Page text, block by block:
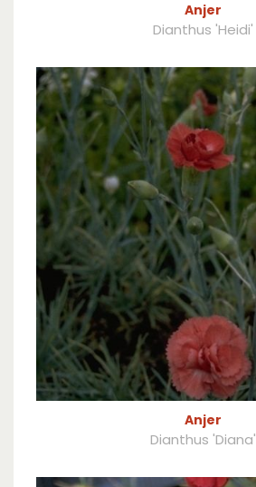
Anjer
Dianthus 'Heidi'
Anjer
Dianthus 'Diana'